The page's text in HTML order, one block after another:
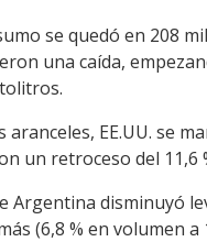
se quedó en 208
una caída,
EE.UU. se
un retroceso del 11,6
Argentina disminuyó
(6,8 % en volumen